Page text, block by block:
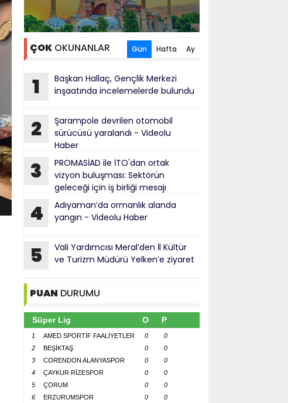
ÇOKOKUNANLAR Gün Hafta Ay
1
Başkan Hallaç, Gençlik Merkezi
inşaatında incelemelerde bulundu
2
Şarampole devrilen otomobil
sürücüsü yaralandı - Videolu
Haber
3
PROMASİAD ile İTO'dan ortak
vizyon buluşması: Sektörün
geleceği için iş birliği mesajı
4
Adıyaman’da ormanlık alanda
yangın - Videolu Haber
5
Vali Yardımcısı Meral’den İl Kültür
ve Turizm Müdürü Yelken’e ziyaret
PUAN DURUMU
Süper Lig O P
1 AMED SPORTİF FAALİYETLER 0
0
2
BEŞİKTAŞ 0
0
3
CORENDON ALANYASPOR 0
0
4
ÇAYKUR RİZESPOR 0
0
5
ÇORUM 0
0
6
ERZURUMSPOR 0
0